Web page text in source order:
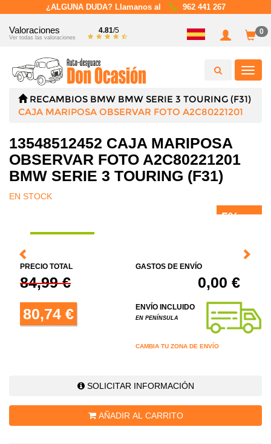
¿ALGUNA DUDA? Llamanos al 962 441 267
Valoraciones
Ver todas las valoraciones
4.81/5 0
RECAMBIOS BMW BMW SERIE 3 TOURING (F31)
CAJA MARIPOSA OBSERVAR FOTO A2C80221201
13548512452 CAJA MARIPOSA
OBSERVAR FOTO A2C80221201
BMW SERIE 3 TOURING (F31)
EN STOCK
5%
PRECIO TOTAL
84,99 €
80,74 €
GASTOS DE ENVÍO
0,00 €
ENVÍO INCLUIDO
EN PENÍNSULA
CAMBIA TU ZONA DE ENVÍO
SOLICITAR INFORMACIÓN
AÑADIR AL CARRITO